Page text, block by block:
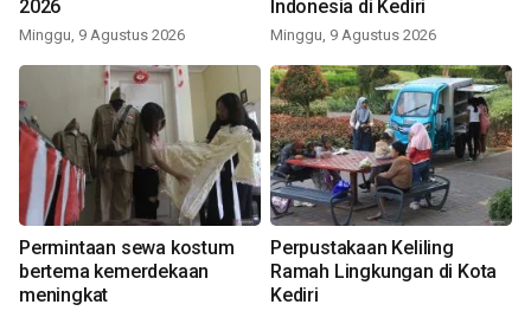
2026
Minggu, 9 Agustus 2026
Indonesia di Kediri
Minggu, 9 Agustus 2026
Permintaan sewa kostum
bertema kemerdekaan
meningkat
Perpustakaan Keliling
Ramah Lingkungan di Kota
Kediri